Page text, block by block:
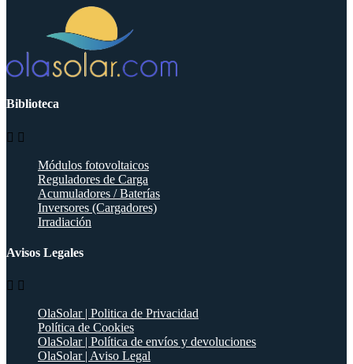
Biblioteca
 
Módulos fotovoltaicos
Reguladores de Carga
Acumuladores / Baterías
Inversores (Cargadores)
Irradiación
Avisos Legales
 
OlaSolar | Politica de Privacidad
Política de Cookies
OlaSolar | Política de envíos y devoluciones
OlaSolar | Aviso Legal